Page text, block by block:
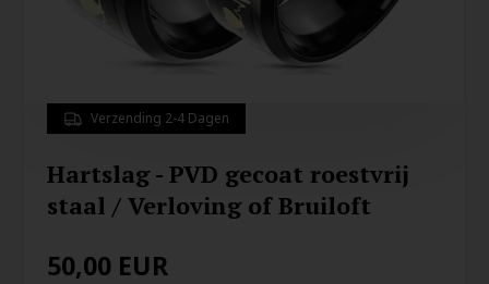
Verzending 2-4 Dagen
Hartslag - PVD gecoat roestvrij
staal / Verloving of Bruiloft
50,00 EUR